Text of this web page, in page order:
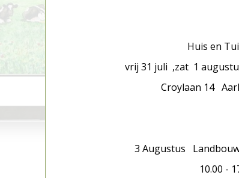
Huis en Tuin
vrij 31 juli ,zat 1 augustus ,
Croylaan 14 Aarle
3 Augustus Landbouw
10.00 - 17.00